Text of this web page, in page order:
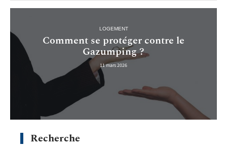
LOGEMENT
Comment se protéger contre le
Gazumping ?
11 mars 2026
Recherche